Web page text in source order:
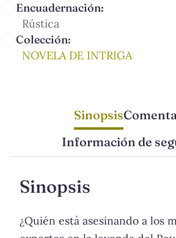
Encuadernación:
Rústica
Colección:
NOVELA DE INTRIGA
Sinopsis
Información de
Sinopsis
¿Quién está asesinando a los